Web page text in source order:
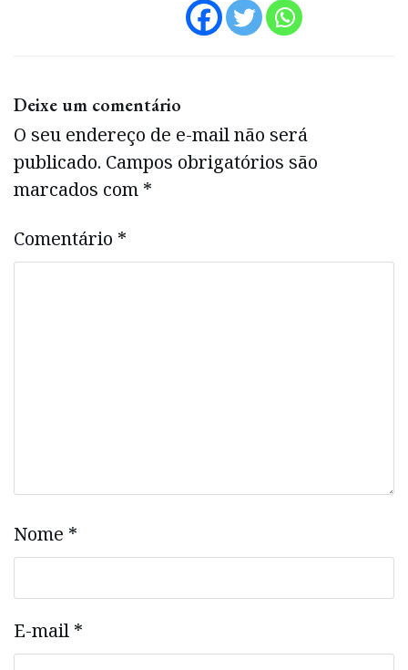
Deixe um comentário
O seu endereço de e-mail não será
publicado. Campos obrigatórios são
marcados com *
Comentário *
Nome *
E-mail *